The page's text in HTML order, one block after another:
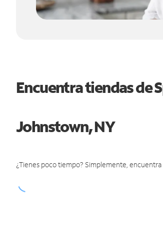
Encuentra tiendas de
Johnstown, NY
¿Tienes poco tiempo? Simplemente,